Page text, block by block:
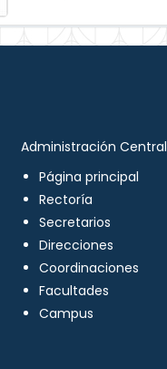
Administración Central
Página principal
Rectoría
Secretarios
Direcciones
Coordinaciones
Facultades
Campus